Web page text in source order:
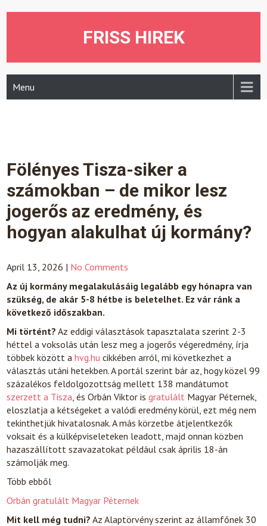
FRISS HIREK
Menu
Fölényes Tisza-siker a
számokban – de mikor lesz
jogerős az eredmény, és
hogyan alakulhat új kormány?
April 13, 2026 | No Comments
Az új kormány megalakulásáig legalább egy hónapra van
szükség, de akár 5-8 hétbe is beletelhet. Ez vár ránk a
következő időszakban.
Mi történt? Az eddigi választások tapasztalata szerint 2-3
héttel a voksolás után lesz meg a jogerős végeredmény, írja
többek között ahvg.hucikkében arról, mi következhet a
választás utáni hetekben. A portál szerint bár az, hogy közel 99
százalékos feldolgozottság mellett 138 mandátumot
szerzett a Tisza, és Orbán Viktor isgratulált Magyar Péternek,
eloszlatja a kétségeket a valódi eredmény körül, ezt még nem
tekinthetjük hivatalosnak. A más körzetbe átjelentkezők
voksait és a külképviseleteken leadott, majd onnan közben
hazaszállított szavazatokat például csak április 18-án
számolják meg.
Több ebből
Orbán gratulált Magyar Péternek
Mit kell még tudni? Az Alaptörvény szerint az államfőnek 30